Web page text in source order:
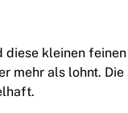
diese kleinen feinen
mehr als lohnt. Die